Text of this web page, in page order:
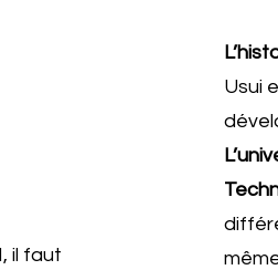
il faut
Usui